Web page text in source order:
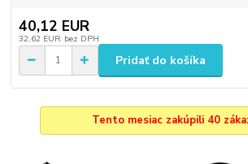
40,12 EUR
32,62 EUR bez DPH
Pridať do košíka
Tento mesiac zakúpili 40